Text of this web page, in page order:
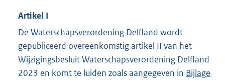
Artikel I
De Waterschapsverordening Delfland wordt
gepubliceerd overeenkomstig artikel II van het
Wijzigingsbesluit Waterschapsverordening Delfland
2023 en komt te luiden zoals aangegeven in Bijlage